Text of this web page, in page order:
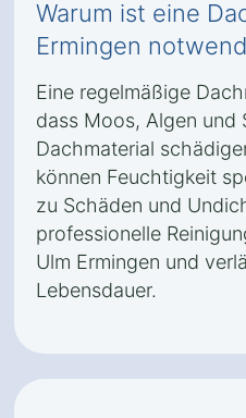
Warum ist eine
Ermingen
Eine regelmäßige
dass Moos, Algen und
Dachmaterial
können Feuchtigkeit
zu Schäden und
professionelle
Ulm Ermingen und
Lebensdauer.